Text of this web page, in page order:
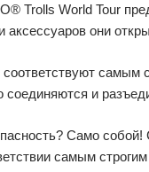
Trolls World Tour
аксессуаров они
самым
соединяются и
Само собой!
самым